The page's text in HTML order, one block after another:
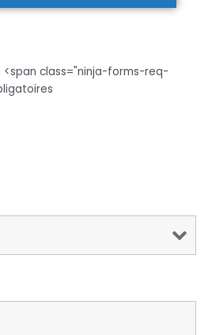
<span class="ninja-forms-req-